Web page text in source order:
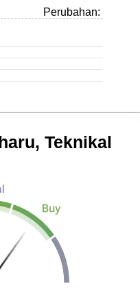
Perubahan:
Teknikal